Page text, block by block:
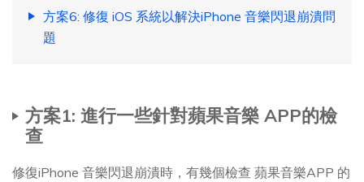
方案6: 修復 iOS 系統以解決iPhone 音樂閃退崩潰問
題
方案1: 進行一些針對蘋果音樂 APP的檢
查
修復iPhone 音樂閃退崩潰時，有幾個檢查 蘋果音樂APP 的